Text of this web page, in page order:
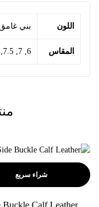
اللون بني غامق
المقاس 6, 7, 7.5, 8, 8.5, 9, 9.5, 10, 10.5, 11, 12, 13
شراء سريع
Buckle Calf Leather